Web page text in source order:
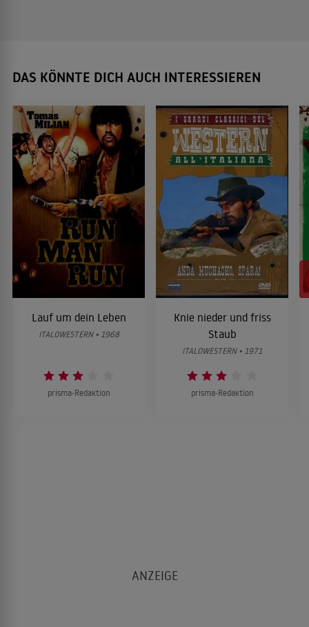
DAS KÖNNTE DICH AUCH INTERESSIEREN
Lauf um dein Leben
ITALOWESTERN • 1968
prisma-Redaktion
Knie nieder und friss
Staub
ITALOWESTERN • 1971
prisma-Redaktion